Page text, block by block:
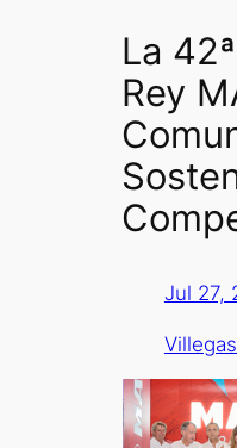
La
Rey
Jul 27,